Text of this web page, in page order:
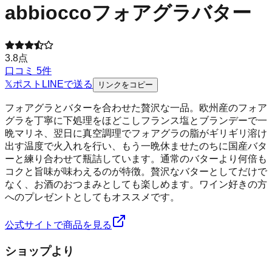
abbioccoフォアグラバター
3.8点
口コミ 5件
𝕏ポスト LINEで送る リンクをコピー
フォアグラとバターを合わせた贅沢な一品。欧州産のフォア
グラを丁寧に下処理をほどこしフランス塩とブランデーで一
晩マリネ、翌日に真空調理でフォアグラの脂がギリギリ溶け
出す温度で火入れを行い、もう一晩休ませたのちに国産バタ
ーと練り合わせて瓶詰しています。通常のバターより何倍も
コクと旨味が味わえるのが特徴。贅沢なバターとしてだけで
なく、お酒のおつまみとしても楽しめます。ワイン好きの方
へのプレゼントとしてもオススメです。
公式サイトで商品を見る
ショップより